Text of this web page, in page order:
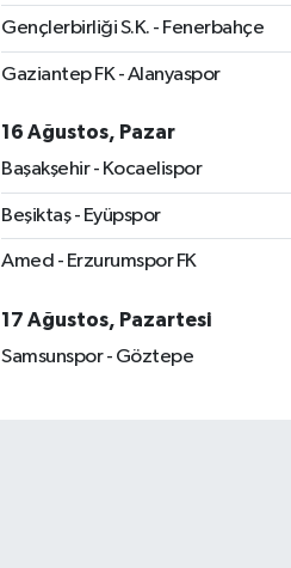
Gençlerbirliği S.K. - Fenerbahçe
Gaziantep FK - Alanyaspor
16 Ağustos, Pazar
Başakşehir - Kocaelispor
Beşiktaş - Eyüpspor
Amed - Erzurumspor FK
17 Ağustos, Pazartesi
Samsunspor - Göztepe